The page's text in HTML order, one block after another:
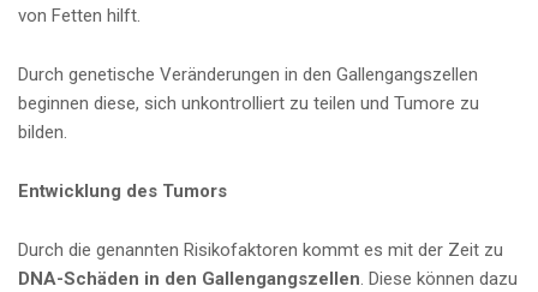
von Fetten hilft.
Durch genetische Veränderungen in den Gallengangszellen
beginnen diese, sich unkontrolliert zu teilen und Tumore zu
bilden.
Entwicklung des Tumors
Durch die genannten Risikofaktoren kommt es mit der Zeit zu
DNA-Schäden in den Gallengangszellen. Diese können dazu